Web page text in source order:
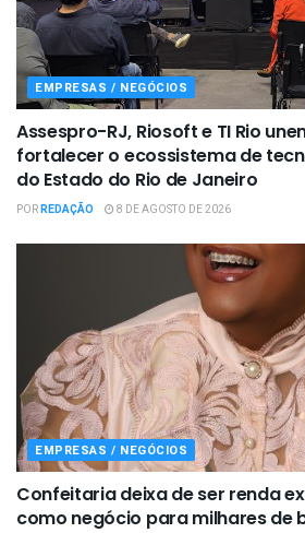
EMPRESAS / NEGÓCIOS
Assespro-RJ, Riosoft e TI Rio
fortalecer o ecossistema de
do Estado do Rio de Janeiro
PORREDAÇÃO 8 DE AGOSTO DE 2026
EMPRESAS / NEGÓCIOS
Confeitaria deixa de ser renda
como negócio para milhares de